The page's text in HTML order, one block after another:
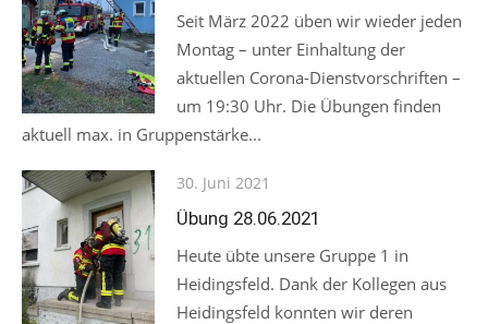
Seit März 2022 üben wir wieder jeden
Montag – unter Einhaltung der
aktuellen Corona-Dienstvorschriften –
um 19:30 Uhr. Die Übungen finden
aktuell max. in Gruppenstärke...
Posted
on
30. Juni 2021
Übung 28.06.2021
Heute übte unsere Gruppe 1 in
Heidingsfeld. Dank der Kollegen aus
Heidingsfeld konnten wir deren